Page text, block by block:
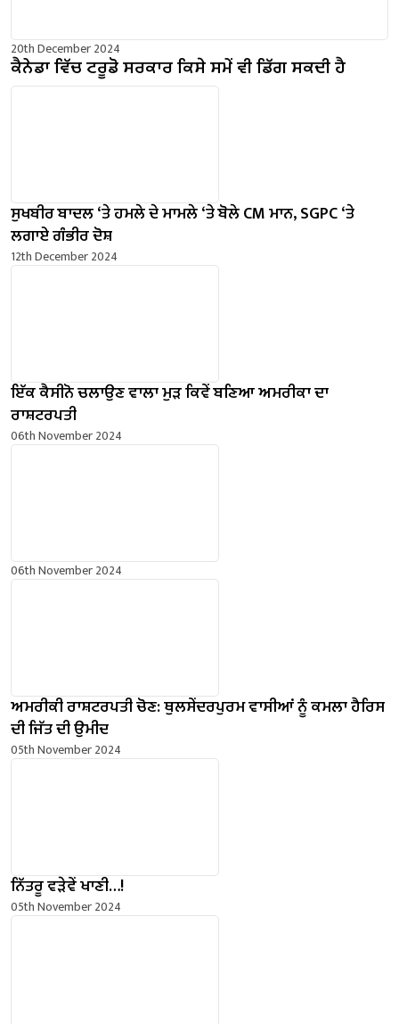
20th December 2024
ਕੈਨੇਡਾ ਵਿੱਚ ਟਰੂਡੋ ਸਰਕਾਰ ਕਿਸੇ ਸਮੇਂ ਵੀ ਡਿੱਗ ਸਕਦੀ ਹੈ
ਸੁਖਬੀਰ ਬਾਦਲ ‘ਤੇ ਹਮਲੇ ਦੇ ਮਾਮਲੇ ‘ਤੇ ਬੋਲੇ ​​CM ਮਾਨ, SGPC ‘ਤੇ
ਲਗਾਏ ਗੰਭੀਰ ਦੋਸ਼
12th December 2024
ਇੱਕ ਕੈਸੀਨੋ ਚਲਾਉਣ ਵਾਲਾ ਮੁੜ ਕਿਵੇਂ ਬਣਿਆ ਅਮਰੀਕਾ ਦਾ
ਰਾਸ਼ਟਰਪਤੀ
06th November 2024
06th November 2024
ਅਮਰੀਕੀ ਰਾਸ਼ਟਰਪਤੀ ਚੋਣ: ਥੁਲਸੇਂਦਰਪੁਰਮ ਵਾਸੀਆਂ ਨੂੰ ਕਮਲਾ ਹੈਰਿਸ
ਦੀ ਜਿੱਤ ਦੀ ਉਮੀਦ
05th November 2024
ਨਿੱਤਰੂ ਵੜੇਵੇਂ ਖਾਣੀ…!
05th November 2024